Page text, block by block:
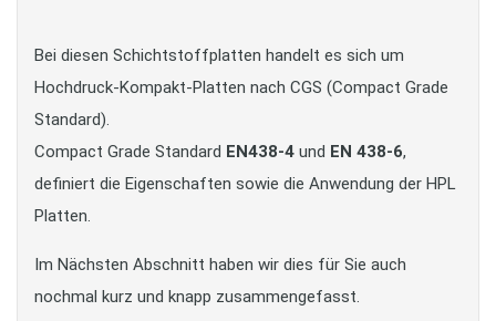
Bei diesen Schichtstoffplatten handelt es sich um
Hochdruck-Kompakt-Platten nach CGS (Compact Grade
Standard).
Compact Grade Standard EN438-4 und EN 438-6,
definiert die Eigenschaften sowie die Anwendung der HPL
Platten.
Im Nächsten Abschnitt haben wir dies für Sie auch
nochmal kurz und knapp zusammengefasst.